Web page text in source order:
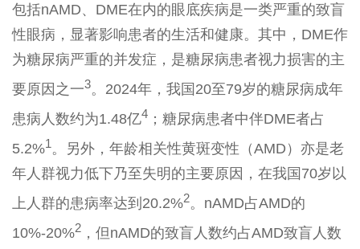
包括nAMD、DME在内的眼底疾病是一类严重的致盲
性眼病，显著影响患者的生活和健康。其中，DME作
为糖尿病严重的并发症，是糖尿病患者视力损害的主
要原因之一3。2024年，我国20至79岁的糖尿病成年
患病人数约为1.48亿4 ；糖尿病患者中伴DME者占
5.2%1 。另外，年龄相关性黄斑变性（AMD）亦是老
年人群视力低下乃至失明的主要原因，在我国70岁以
上人群的患病率达到20.2%2。nAMD占AMD的
10%-20%2 ，但nAMD的致盲人数约占AMD致盲人数